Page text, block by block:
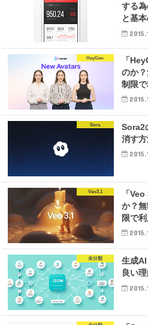
する
と基
HeyGen
「
のか
制限
Sora
Sora2
消す
Veo3.1
「
か？
限で
未分類
生成
良い